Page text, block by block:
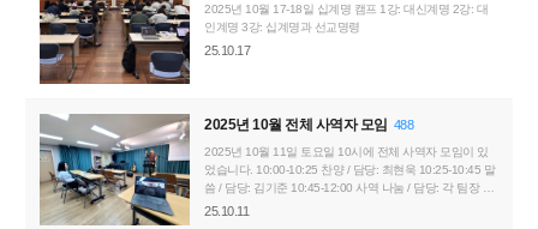
2025년 10월 17-18일 십계명 캠프 1강: 대신계명 2강: 대
인계명 3강: 십계명과 선교명령
25.10.17
2025년 10월 전체 사역자 모임 488
2025년 10월 11일 토요일 10시에 전체 사역자 모임이 있
었습니다. 10:00-10:25 찬양 / 담당: 최현욱 10:25-10:45 말
씀 / 담당: 김기준 10:45-12:00 사역 나눔 / 담당: 각 팀장 현
장 참석: 김기준, 최현욱, 이보라, 전용우, 신지운, 강지원 화
25.10.11